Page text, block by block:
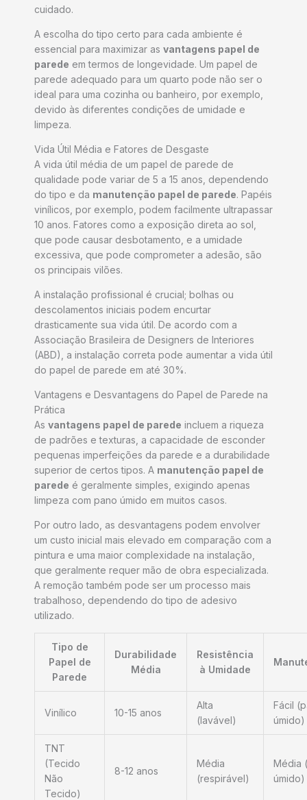
cuidado.
A escolha do tipo certo para cada ambiente é
essencial para maximizar as vantagens papel de
parede em termos de longevidade. Um papel de
parede adequado para um quarto pode não ser o
ideal para uma cozinha ou banheiro, por exemplo,
devido às diferentes condições de umidade e
limpeza.
Vida Útil Média e Fatores de Desgaste
A vida útil média de um papel de parede de
qualidade pode variar de 5 a 15 anos, dependendo
do tipo e da manutenção papel de parede. Papéis
vinílicos, por exemplo, podem facilmente ultrapassar
10 anos. Fatores como a exposição direta ao sol,
que pode causar desbotamento, e a umidade
excessiva, que pode comprometer a adesão, são
os principais vilões.
A instalação profissional é crucial; bolhas ou
descolamentos iniciais podem encurtar
drasticamente sua vida útil. De acordo com a
Associação Brasileira de Designers de Interiores
(ABD), a instalação correta pode aumentar a vida útil
do papel de parede em até 30%.
Vantagens e Desvantagens do Papel de Parede na
Prática
As vantagens papel de parede incluem a riqueza
de padrões e texturas, a capacidade de esconder
pequenas imperfeições da parede e a durabilidade
superior de certos tipos. A manutenção papel de
parede é geralmente simples, exigindo apenas
limpeza com pano úmido em muitos casos.
Por outro lado, as desvantagens podem envolver
um custo inicial mais elevado em comparação com a
pintura e uma maior complexidade na instalação,
que geralmente requer mão de obra especializada.
A remoção também pode ser um processo mais
trabalhoso, dependendo do tipo de adesivo
utilizado.
Tipo de
Papel de
Parede
Durabilidade
Média
Resistência
à Umidade
Vinílico 10-15 anos
Alta
(lavável)
Fácil
úmido)
TNT
(Tecido
Não
Tecido)
8-12 anos
Média
(respirável)
Média
úmido)